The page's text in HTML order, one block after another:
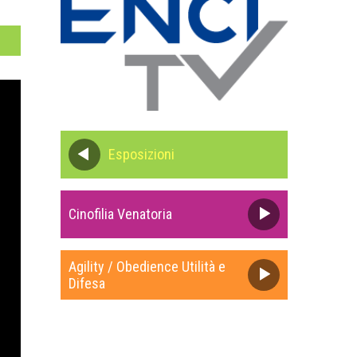
Esposizioni
Cinofilia Venatoria
Agility / Obedience Utilità e
Difesa